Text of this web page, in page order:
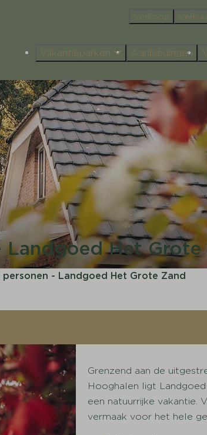
Verkoop
Vakantieparken Aanbiedingen
Het Grote
- Landgoed Het Grote Zand
Grenzend aan de
Hooghalen ligt
een natuurrijke vakantie.
vermaak voor het hele